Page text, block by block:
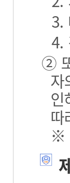
3.
4.
②
자
인
따
※